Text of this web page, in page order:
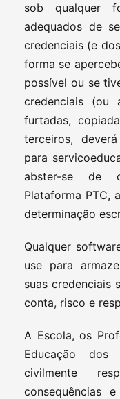
sob qualquer
adequados de
credenciais (e
forma se
possível ou se
credenciais (ou
furtadas,
terceiros,
para
abster-se de
Plataforma PTC,
determinação
Qualquer
use para
suas credenciais
conta, risco e
A Escola, os
Educação
civilmente
consequências